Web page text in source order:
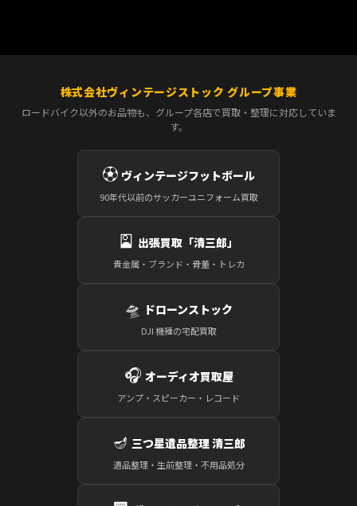
株式会社ヴィンテージストック グループ事業
ロードバイク以外のお品物も、グループ各店で買取・整理に対応していま
す。
⚽ ヴィンテージフットボール
90年代以前のサッカーユニフォーム買取
🎴 出張買取「清三郎」
貴金属・ブランド・骨董・トレカ
🛸 ドローンストック
DJI 機種の宅配買取
🎧 オーディオ買取屋
アンプ・スピーカー・レコード
🪔 三つ星遺品整理 清三郎
遺品整理・生前整理・不用品処分